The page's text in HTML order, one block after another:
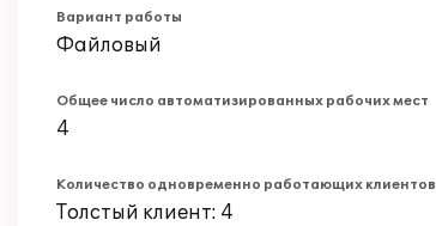
Вариант работы
Файловый
Общее число автоматизированных рабочих мест
4
Количество одновременно работающих клиентов
Толстый клиент: 4